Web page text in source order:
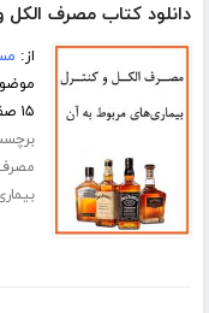
دانلود کتاب مصرف الکل
از:
۱۵ صفحه